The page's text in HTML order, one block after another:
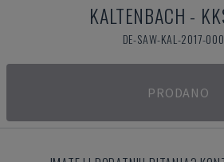
KALTENBACH -
DE-SAW-KAL-2017-
PRODANO